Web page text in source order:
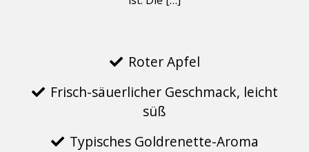
Roter Apfel
Frisch-säuerlicher Geschmack, leicht
süß
Typisches Goldrenette-Aroma